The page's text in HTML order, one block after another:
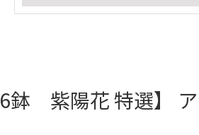
紫陽花 特選】 ア